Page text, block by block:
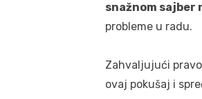
snažnom
probleme u radu.
Zahvaljujući
ovaj pokušaj i